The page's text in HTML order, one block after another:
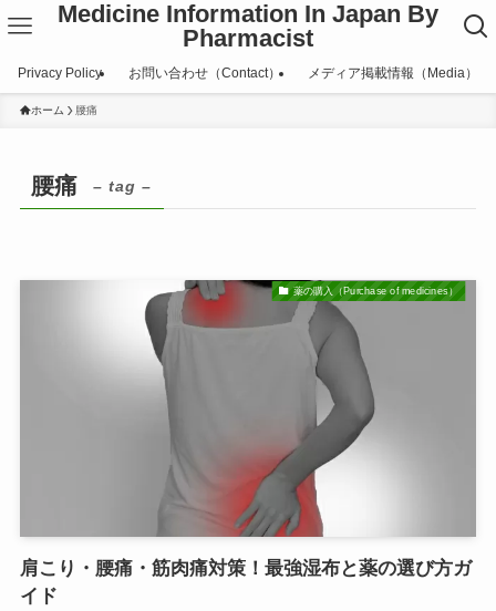
Medicine Information In Japan By
Pharmacist
Privacy Policy お問い合わせ（Contact） メディア掲載情報（Media）
ホーム 腰痛
腰痛 – tag –
薬の購入（Purchase of medicines）
肩こり・腰痛・筋肉痛対策！最強湿布と薬の選び方ガ
イド